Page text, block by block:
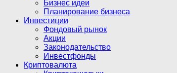
Бизнес идеи
Планирование бизнеса
Инвестиции
Фондовый рынок
Акции
Законодательство
Инвестфонды
Криптовалюта